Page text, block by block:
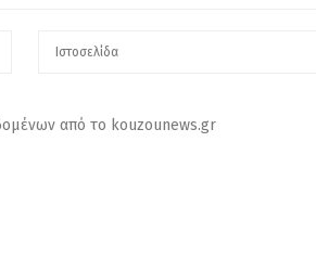
από το kouzounews.gr